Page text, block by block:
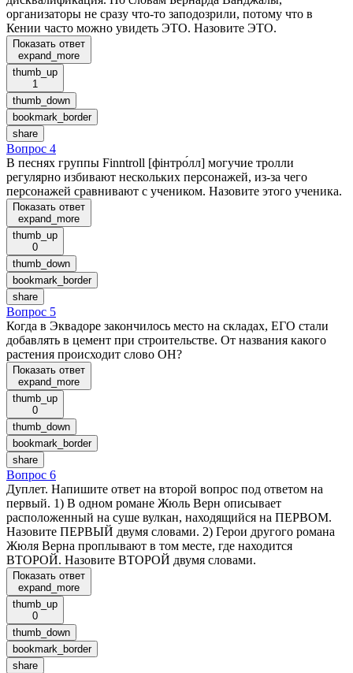
организаторы не сразу что-то заподозрили, потому что в
Кении часто можно увидеть ЭТО. Назовите ЭТО.
Показать ответ
expand_more
thumb_up
1
thumb_down
bookmark_border
share
Вопрос 4
В песнях группы Finntroll [фінтро́лл] могучие тролли
регулярно избивают нескольких персонажей, из-за чего
персонажей сравнивают с учеником. Назовите этого ученика.
Показать ответ
expand_more
thumb_up
0
thumb_down
bookmark_border
share
Вопрос 5
Когда в Эквадоре закончилось место на складах, ЕГО стали
добавлять в цемент при строительстве. От названия какого
растения происходит слово ОН?
Показать ответ
expand_more
thumb_up
0
thumb_down
bookmark_border
share
Вопрос 6
Дуплет. Напишите ответ на второй вопрос под ответом на
первый. 1) В одном романе Жюль Верн описывает
расположенный на суше вулкан, находящийся на ПЕРВОМ.
Назовите ПЕРВЫЙ двумя словами. 2) Герои другого романа
Жюля Верна проплывают в том месте, где находится
ВТОРОЙ. Назовите ВТОРОЙ двумя словами.
Показать ответ
expand_more
thumb_up
0
thumb_down
bookmark_border
share